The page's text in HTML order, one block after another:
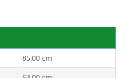
85,00 cm